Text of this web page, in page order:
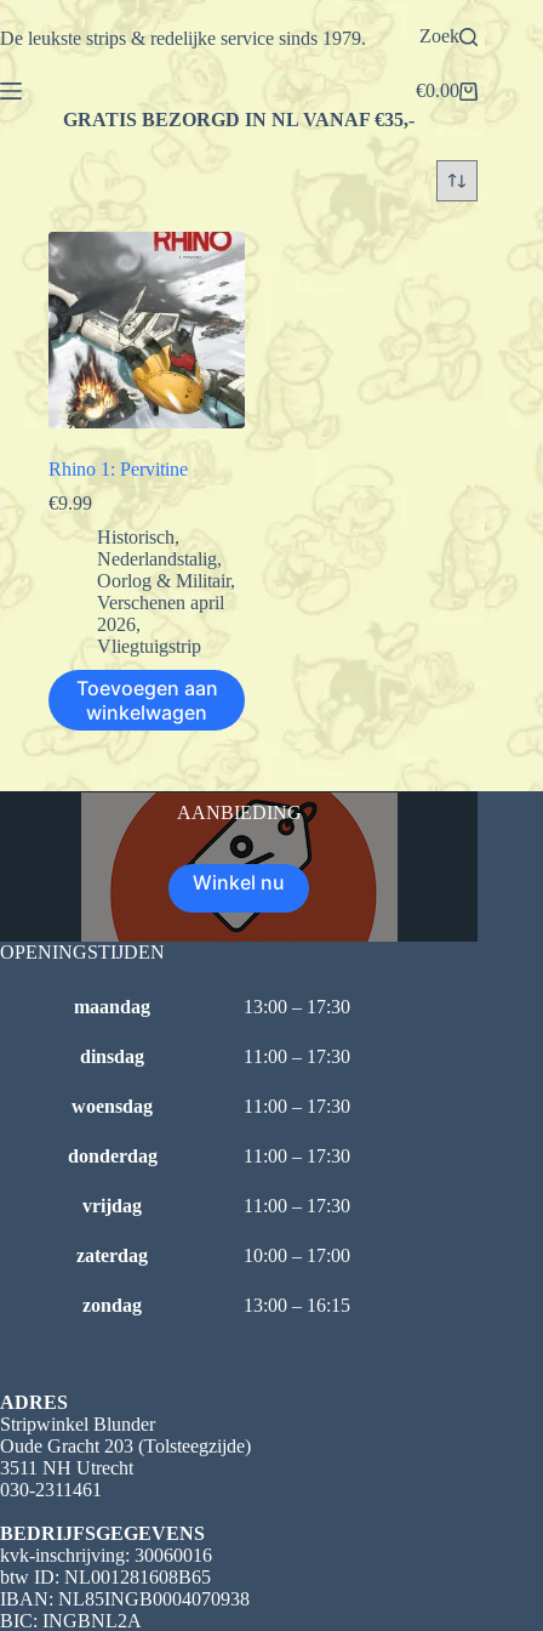
Ga
naar
De leukste strips & redelijke service sinds 1979. Zoek
Winkelwagen
€0.00
GRATIS BEZORGD IN NL VANAF €35,-
Rhino 1: Pervitine
€9.99
Historisch,
Nederlandstalig,
Oorlog & Militair,
Verschenen april
2026,
Vliegtuigstrip
Toevoegen aan
winkelwagen
AANBIEDING
Winkel nu
OPENINGSTIJDEN
maandag 13:00 – 17:30
dinsdag 11:00 – 17:30
woensdag 11:00 – 17:30
donderdag 11:00 – 17:30
vrijdag 11:00 – 17:30
zaterdag 10:00 – 17:00
zondag 13:00 – 16:15
ADRES
Stripwinkel Blunder
Oude Gracht 203 (Tolsteegzijde)
3511 NH Utrecht
030-2311461
BEDRIJFSGEGEVENS
kvk-inschrijving: 30060016
btw ID: NL001281608B65
IBAN: NL85INGB0004070938
BIC: INGBNL2A